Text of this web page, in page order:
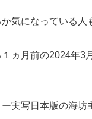
気になっている人
ヵ月前の2024年
実写日本版の海